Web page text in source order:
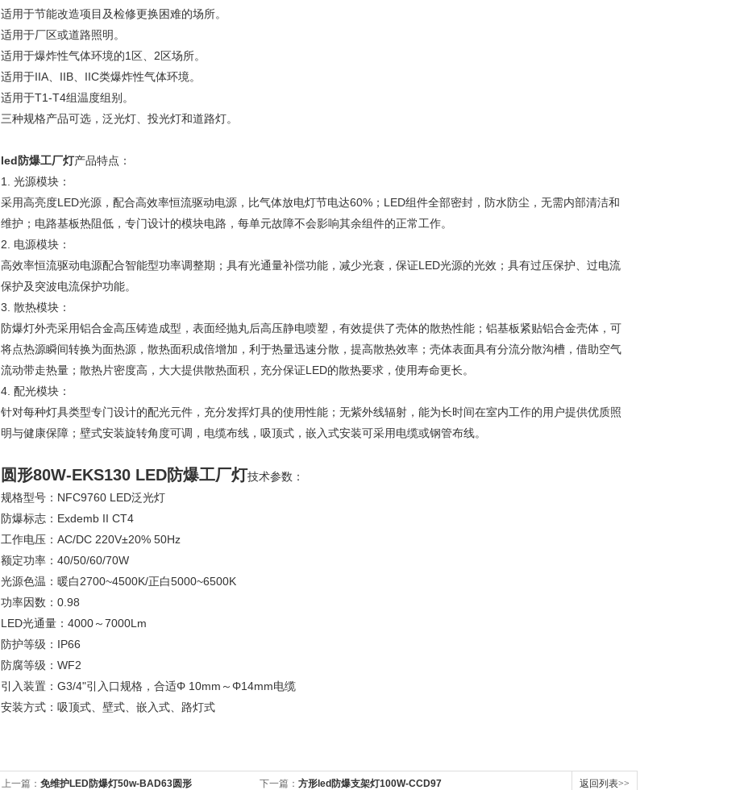
适用于节能改造项目及检修更换困难的场所。
适用于厂区或道路照明。
适用于爆炸性气体环境的1区、2区场所。
适用于IIA、IIB、IIC类爆炸性气体环境。
适用于T1-T4组温度组别。
三种规格产品可选，泛光灯、投光灯和道路灯。
led防爆工厂灯产品特点：
1. 光源模块：
采用高亮度LED光源，配合高效率恒流驱动电源，比气体放电灯节电达60%；LED组件全部密封，防水防尘，无需内部清洁和
维护；电路基板热阻低，专门设计的模块电路，每单元故障不会影响其余组件的正常工作。
2. 电源模块：
高效率恒流驱动电源配合智能型功率调整期；具有光通量补偿功能，减少光衰，保证LED光源的光效；具有过压保护、过电流
保护及突波电流保护功能。
3. 散热模块：
防爆灯外壳采用铝合金高压铸造成型，表面经抛丸后高压静电喷塑，有效提供了壳体的散热性能；铝基板紧贴铝合金壳体，可
将点热源瞬间转换为面热源，散热面积成倍增加，利于热量迅速分散，提高散热效率；壳体表面具有分流分散沟槽，借助空气
流动带走热量；散热片密度高，大大提供散热面积，充分保证LED的散热要求，使用寿命更长。
4. 配光模块：
针对每种灯具类型专门设计的配光元件，充分发挥灯具的使用性能；无紫外线辐射，能为长时间在室内工作的用户提供优质照
明与健康保障；壁式安装旋转角度可调，电缆布线，吸顶式，嵌入式安装可采用电缆或钢管布线。
圆形80W-EKS130 LED防爆工厂灯技术参数：
规格型号：NFC9760 LED泛光灯
防爆标志：Exdemb II CT4
工作电压：AC/DC 220V±20% 50Hz
额定功率：40/50/60/70W
光源色温：暖白2700~4500K/正白5000~6500K
功率因数：0.98
LED光通量：4000～7000Lm
防护等级：IP66
防腐等级：WF2
引入装置：G3/4"引入口规格，合适Φ 10mm～Φ14mm电缆
安装方式：吸顶式、壁式、嵌入式、路灯式
上一篇： 免维护LED防爆灯50w-BAD63圆形 下一篇： 方形led防爆支架灯100W-CCD97 返回列表>>